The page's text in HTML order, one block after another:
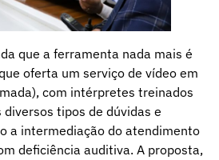
que a ferramenta nada mais é
oferta um serviço de vídeo em
com intérpretes treinados
tipos de dúvidas e
a intermediação do atendimento
deficiência auditiva. A proposta,